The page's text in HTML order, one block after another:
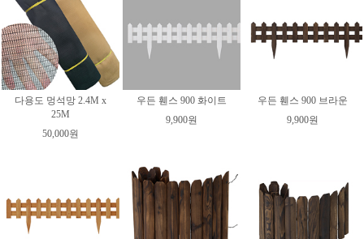
다용도 멍석망 2.4M x
25M
50,000원
우든 휀스 900 화이트
9,900원
우든 휀스 900 브라운
9,900원